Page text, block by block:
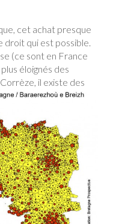
cet achat presque
droit qui est possible.
(ce sont en France
éloignés des
Corrèze, il existe des